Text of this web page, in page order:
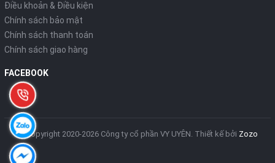
Điều khoản & Điều kiện
Chính sách bảo mật
Chính sách thanh toán
Chính sách giao hàng
FACEBOOK
© Copyright 2020-2026 Công ty cổ phần VY UYÊN. Thiết kế bởi Zozo